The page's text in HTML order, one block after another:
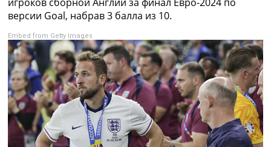
Украина. Первая Лига
Лига Чемпионов. Таблицы групп
Англия. Премьер-Лига
Испания. Ла Лига
Все таблицы >>>
Рейтинги
Рейтинг стран УЕФА
Рейтинг клубов УЕФА
Рейтинг ФИФА
ТВ программа
версии Goal, набрав 3 балла из 10.
Embed from Getty Images